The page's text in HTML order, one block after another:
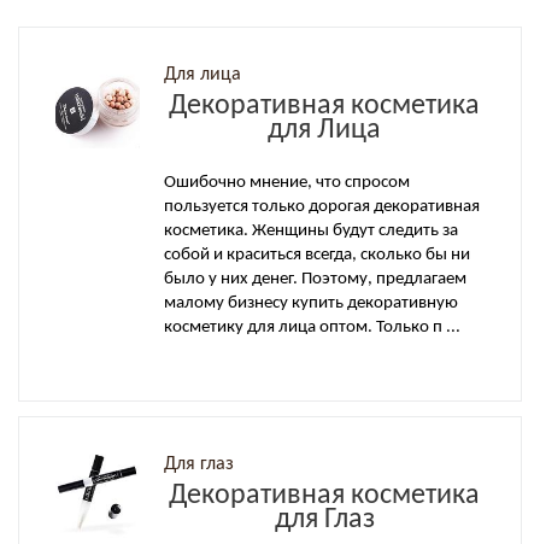
Для лица
Декоративная косметика
для Лица
Ошибочно мнение, что спросом
пользуется только дорогая декоративная
косметика. Женщины будут следить за
собой и краситься всегда, сколько бы ни
было у них денег. Поэтому, предлагаем
малому бизнесу купить декоративную
косметику для лица оптом. Только п ...
Для глаз
Декоративная косметика
для Глаз